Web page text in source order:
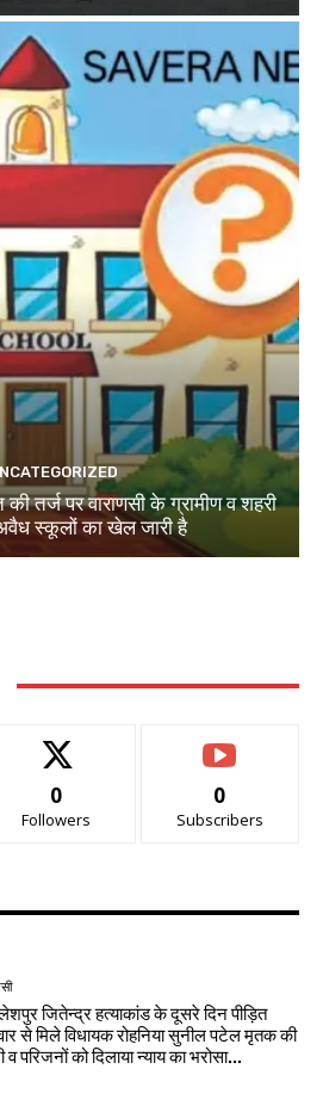
तर्ज पर वाराणसी के ग्रामीण व शहरी
स्कूलों का खेल जारी है
0
Followers
0
Subscribers
जितेन्द्र हत्याकांड के दूसरे दिन पीड़ित
से मिले विधायक रोहनिया सुनील पटेल मृतक की
व परिजनों को दिलाया न्याय का भरोसा...